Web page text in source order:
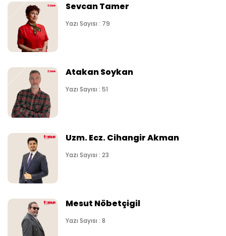
Sevcan Tamer
Yazı Sayısı : 79
Atakan Soykan
Yazı Sayısı : 51
Uzm. Ecz. Cihangir Akman
Yazı Sayısı : 23
Mesut Nöbetçigil
Yazı Sayısı : 8